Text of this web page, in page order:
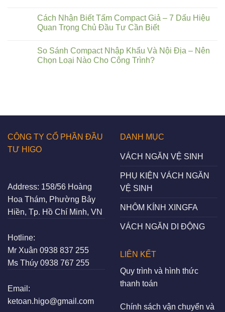
Cách Nhận Biết Tấm Compact Giả – 7 Dấu Hiệu
Quan Trọng Chủ Đầu Tư Cần Biết
So Sánh Compact Nhập Khẩu Và Nội Địa – Nên
Chọn Loại Nào Cho Công Trình?
CÔNG TY CỔ PHẦN ĐẦU
TƯ HIGO
Address: 158/56 Hoàng
Hoa Thám, Phường Bảy
Hiền, Tp. Hồ Chí Minh, VN
Hotline:
Mr Xuân 0938 837 255
Ms Thúy 0938 767 255
Email:
ketoan.higo@gmail.com
DANH MỤC
VÁCH NGĂN VỆ SINH
PHỤ KIỆN VÁCH NGĂN
VỆ SINH
NHÔM KÍNH XINGFA
VÁCH NGĂN DI ĐỘNG
LIÊN KẾT
Quy trình và hình thức
thanh toán
Chính sách vận chuyển và